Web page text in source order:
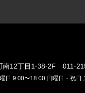
南12丁目1-38-2F 011-
9:00〜18:00 日曜日・祝日